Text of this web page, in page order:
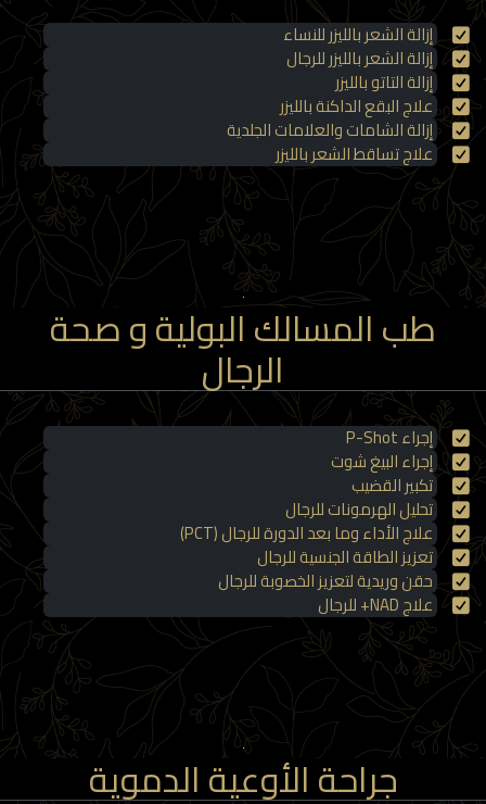
إزالة الشعر بالليزر للنساء
إزالة الشعر بالليزر للرجال
إزالة التاتو بالليزر
علاج البقع الداكنة بالليزر
إزالة الشامات والعلامات الجلدية
علاج تساقط الشعر بالليزر
طب المسالك البولية و صحة
الرجال
إجراء P-Shot
إجراء البيغ شوت
تكبير القضيب
تحليل الهرمونات للرجال
علاج الأداء وما بعد الدورة للرجال (PCT)
تعزيز الطاقة الجنسية للرجال
حقن وريدية لتعزيز الخصوبة للرجال
علاج NAD+ للرجال
جراحة الأوعية الدموية